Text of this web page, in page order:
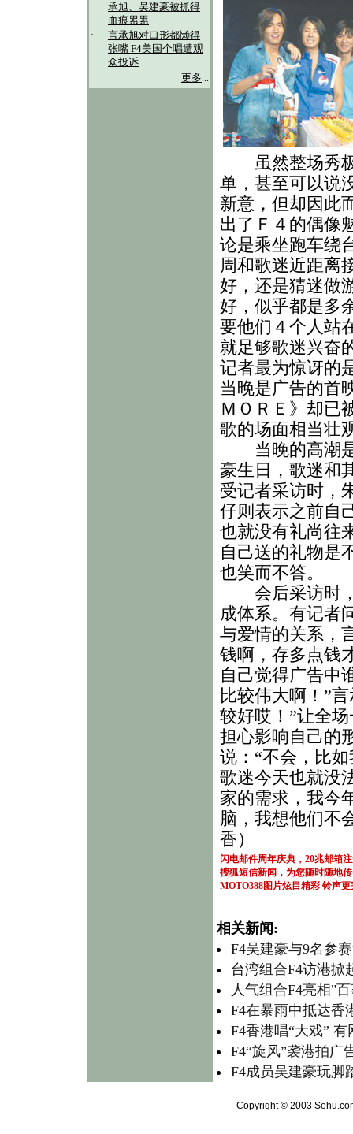
承旭、吴建豪被抓得
血痕累累
·
言承旭对口形都懒得
张嘴 F4美国个唱遭观
众投诉
更多...
虽然整场秀
单，甚至可以说
新意，但却因此
出了Ｆ４的偶像
论是乘坐跑车绕
周和歌迷近距离
好，还是猜迷做
好，似乎都是多
要他们４个人站
就足够歌迷兴奋
记者最为惊讶的
当晚是广告的首
ＭＯＲＥ》却已
歌的场面相当壮
当晚的高潮是
豪生日，歌迷和
受记者采访时，
仔则表示之前自
也就没有礼尚往
自己送的礼物是
也笑而不答。
会后采访时，
成体系。有记者
与爱情的关系，
钱啊，存多点钱
自己觉得广告中
比较伟大啊！”
较好哎！”让全
担心影响自己的
说：“不会，比
歌迷今天也就没
家的需求，我今
脑，我想他们不
香）
闪电邮件周年庆典，20兆邮箱
搜狐短信新闻，为您随时随地
MOTO388图片炫目精彩 铃声更
相关新闻:
F4吴建豪与9名参
台湾组合F4访港掀
人气组合F4亮相"
F4在暴雨中抵达香
F4香港唱“大戏”
F4“旋风”袭港拍广
F4成员吴建豪玩脚
Copyright © 2003